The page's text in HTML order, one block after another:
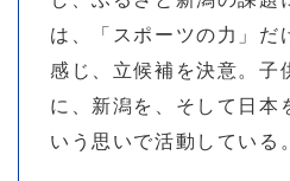
は、「スポーツの力」だ
感じ、立候補を決意。子
に、新潟を、そして日本
いう思いで活動している。